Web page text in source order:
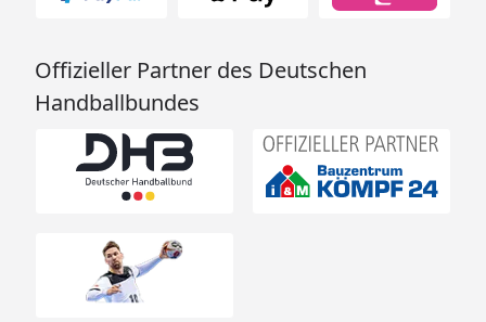
Offizieller Partner des Deutschen
Handballbundes